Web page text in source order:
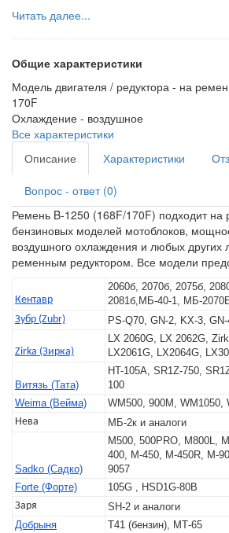
Читать далее...
Общие характеристики
Модель двигателя / редуктора - на
170F
Охлаждение - воздушное
Все характеристики
Описание
Характеристики
Вопрос - ответ (0)
Ремень B-1250 (168F/170F) подходит на
бензиновых моделей мотоблоков,
воздушного охлаждения и любых других
ременным редуктором. Все модели
Кентавр
2060б, 2070б, 2075б,
2081б,МБ-40-1, МБ-
Зубр (Zubr)
PS-Q70, GN-2, KX-3,
Zirka (Зирка)
LX 2060G, LX 2062G,
LX2061G, LX2064G,
Витязь (Тата)
HT-105A, SR1Z-750,
100
Weima (Вейма)
WM500, 900M, WM1050,
Нева
МБ-2к и аналоги
Sadko (Садко)
M500, 500PRO, M800L,
400, M-450, M-450R, M-
9057
Forte (Форте)
105G , HSD1G-80B
Заря
SH-2 и аналоги
Добрыня
Т41 (бензин), МТ-65